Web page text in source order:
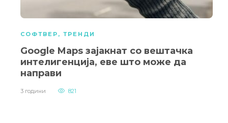
СОФТВЕР , ТРЕНДИ
Google Maps зајакнат со вештачка
интелигенција, еве што може да
направи
3 години 821